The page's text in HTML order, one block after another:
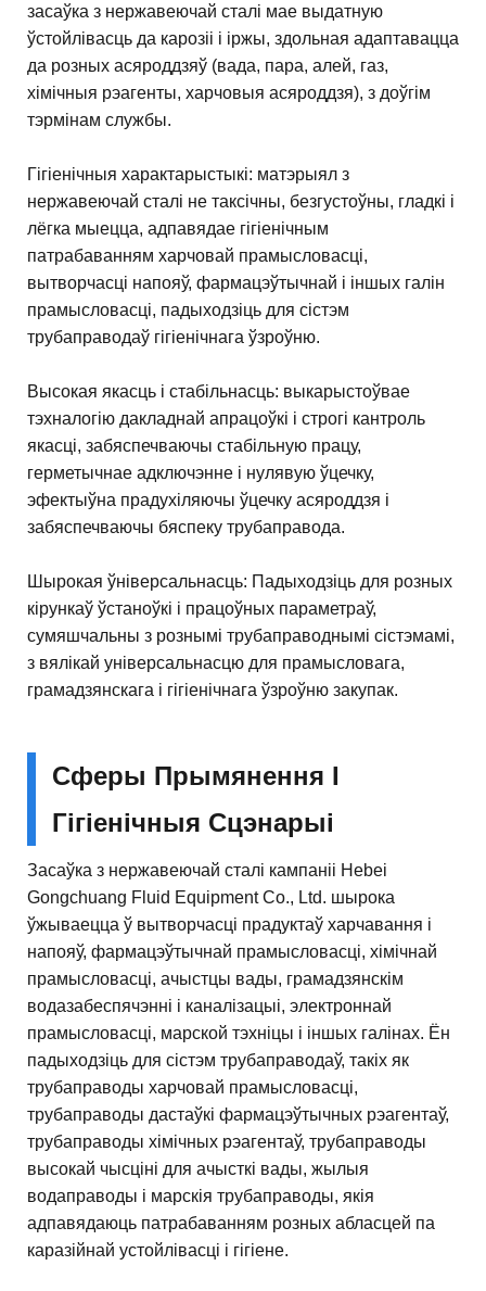
засаўка з нержавеючай сталі мае выдатную
ўстойлівасць да карозіі і іржы, здольная адаптавацца
да розных асяроддзяў (вада, пара, алей, газ,
хімічныя рэагенты, харчовыя асяроддзя), з доўгім
тэрмінам службы.
Гігіенічныя характарыстыкі: матэрыял з
нержавеючай сталі не таксічны, безгустоўны, гладкі і
лёгка мыецца, адпавядае гігіенічным
патрабаванням харчовай прамысловасці,
вытворчасці напояў, фармацэўтычнай і іншых галін
прамысловасці, падыходзіць для сістэм
трубаправодаў гігіенічнага ўзроўню.
Высокая якасць і стабільнасць: выкарыстоўвае
тэхналогію дакладнай апрацоўкі і строгі кантроль
якасці, забяспечваючы стабільную працу,
герметычнае адключэнне і нулявую ўцечку,
эфектыўна прадухіляючы ўцечку асяроддзя і
забяспечваючы бяспеку трубаправода.
Шырокая ўніверсальнасць: Падыходзіць для розных
кірункаў ўстаноўкі і працоўных параметраў,
сумяшчальны з рознымі трубаправоднымі сістэмамі,
з вялікай універсальнасцю для прамысловага,
грамадзянскага і гігіенічнага ўзроўню закупак.
Сферы Прымянення І
Гігіенічныя Сцэнарыі
Засаўка з нержавеючай сталі кампаніі Hebei
Gongchuang Fluid Equipment Co., Ltd. шырока
ўжываецца ў вытворчасці прадуктаў харчавання і
напояў, фармацэўтычнай прамысловасці, хімічнай
прамысловасці, ачыстцы вады, грамадзянскім
водазабеспячэнні і каналізацыі, электроннай
прамысловасці, марской тэхніцы і іншых галінах. Ён
падыходзіць для сістэм трубаправодаў, такіх як
трубаправоды харчовай прамысловасці,
трубаправоды дастаўкі фармацэўтычных рэагентаў,
трубаправоды хімічных рэагентаў, трубаправоды
высокай чысціні для ачысткі вады, жылыя
водаправоды і марскія трубаправоды, якія
адпавядаюць патрабаванням розных абласцей па
каразійнай устойлівасці і гігіене.